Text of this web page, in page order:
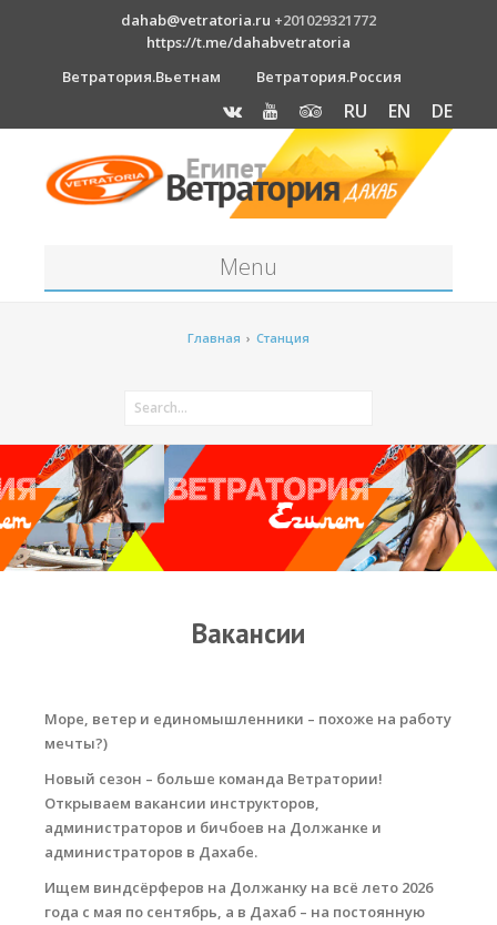
dahab@vetratoria.ru +201029321772
https://t.me/dahabvetratoria
Ветратория.Вьетнам
Ветратория.Россия
RU EN DE
Menu
Как к нам добраться?
Отель Canion
Прогноз погоды
Оборудование
ВиндСерфКидс
Новости
Медиа архив
Главная › Станция
Вакансии
Море, ветер и единомышленники – похоже на работу
мечты?)
Новый сезон – больше команда Ветратории!
Открываем вакансии инструкторов,
администраторов и бичбоев на Должанке и
администраторов в Дахабе.
Ищем виндсёрферов на Должанку на всё лето 2026
года с мая по сентябрь, а в Дахаб – на постоянную